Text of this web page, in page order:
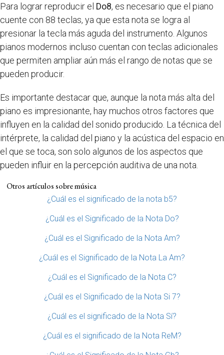
Para lograr reproducir el Do8, es necesario que el piano
cuente con 88 teclas, ya que esta nota se logra al
presionar la tecla más aguda del instrumento. Algunos
pianos modernos incluso cuentan con teclas adicionales
que permiten ampliar aún más el rango de notas que se
pueden producir.
Es importante destacar que, aunque la nota más alta del
piano es impresionante, hay muchos otros factores que
influyen en la calidad del sonido producido. La técnica del
intérprete, la calidad del piano y la acústica del espacio en
el que se toca, son solo algunos de los aspectos que
pueden influir en la percepción auditiva de una nota.
Otros artículos sobre música
¿Cuál es el significado de la nota b5?
¿Cuál es el Significado de la Nota Do?
¿Cuál es el Significado de la Nota Am?
¿Cuál es el Significado de la Nota La Am?
¿Cuál es el Significado de la Nota C?
¿Cuál es el Significado de la Nota Si 7?
¿Cuál es el significado de la Nota Sí?
¿Cuál es el significado de la Nota ReM?